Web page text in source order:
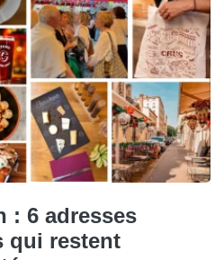
: 6 adresses
qui restent